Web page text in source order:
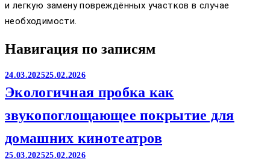
и легкую замену повреждённых участков в случае
необходимости.
Навигация по записям
24.03.202525.02.2026
Экологичная пробка как
звукопоглощающее покрытие для
домашних кинотеатров
25.03.202525.02.2026